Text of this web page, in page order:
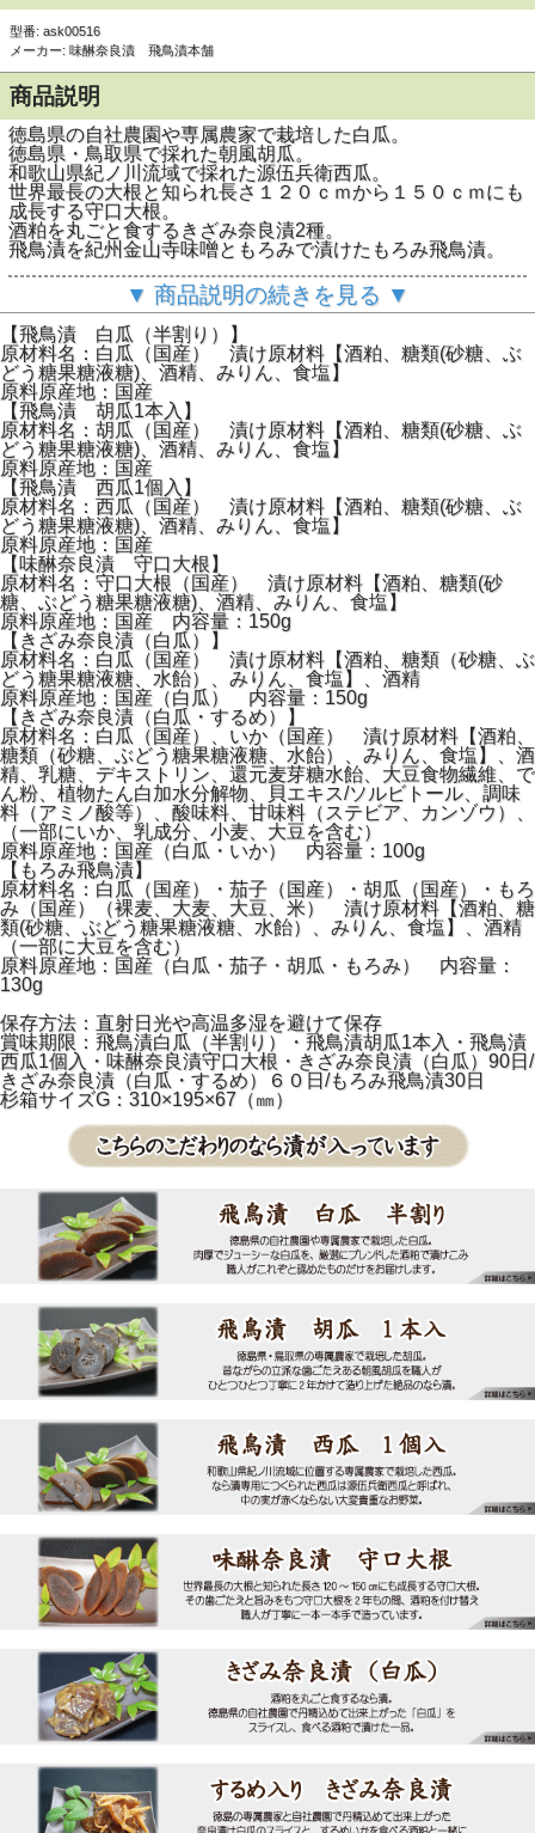
型番: ask00516
メーカー: 味醂奈良漬 飛鳥漬本舗
商品説明
徳島県の自社農園や専属農家で栽培した白瓜。
徳島県・鳥取県で採れた朝風胡瓜。
和歌山県紀ノ川流域で採れた源伍兵衛西瓜。
世界最長の大根と知られ長さ１２０ｃｍから１５０ｃｍにも
成長する守口大根。
酒粕を丸ごと食するきざみ奈良漬2種。
飛鳥漬を紀州金山寺味噌ともろみで漬けたもろみ飛鳥漬。
厳選にブレンドした酒粕で漬け込み、職人が品質・味を極め
認めたものだけをお届けします。
▼ 商品説明の続きを見る ▼
【飛鳥漬 白瓜（半割り）】
原材料名：白瓜（国産） 漬け原材料【酒粕、糖類(砂糖、ぶ
どう糖果糖液糖)、酒精、みりん、食塩】
原料原産地：国産
【飛鳥漬 胡瓜1本入】
原材料名：胡瓜（国産） 漬け原材料【酒粕、糖類(砂糖、ぶ
どう糖果糖液糖)、酒精、みりん、食塩】
原料原産地：国産
【飛鳥漬 西瓜1個入】
原材料名：西瓜（国産） 漬け原材料【酒粕、糖類(砂糖、ぶ
どう糖果糖液糖)、酒精、みりん、食塩】
原料原産地：国産
【味醂奈良漬 守口大根】
原材料名：守口大根（国産） 漬け原材料【酒粕、糖類(砂
糖、ぶどう糖果糖液糖)、酒精、みりん、食塩】
原料原産地：国産 内容量：150g
【きざみ奈良漬（白瓜）】
原材料名：白瓜（国産） 漬け原材料【酒粕、糖類（砂糖、ぶ
どう糖果糖液糖、水飴）、みりん、食塩】、酒精
原料原産地：国産（白瓜） 内容量：150g
【きざみ奈良漬（白瓜・するめ）】
原材料名：白瓜（国産）、いか（国産） 漬け原材料【酒粕、
糖類（砂糖、ぶどう糖果糖液糖、水飴）、みりん、食塩】、酒
精、乳糖、デキストリン、還元麦芽糖水飴、大豆食物繊維、で
ん粉、植物たん白加水分解物、貝エキス/ソルビトール、調味
料（アミノ酸等）、酸味料、甘味料（ステビア、カンゾウ）、
（一部にいか、乳成分、小麦、大豆を含む）
原料原産地：国産（白瓜・いか） 内容量：100g
【もろみ飛鳥漬】
原材料名：白瓜（国産）・茄子（国産）・胡瓜（国産）・もろ
み（国産）（裸麦、大麦、大豆、米） 漬け原材料【酒粕、糖
類(砂糖、ぶどう糖果糖液糖、水飴）、みりん、食塩】、酒精
（一部に大豆を含む）
原料原産地：国産（白瓜・茄子・胡瓜・もろみ） 内容量：
130g
保存方法：直射日光や高温多湿を避けて保存
賞味期限：飛鳥漬白瓜（半割り）・飛鳥漬胡瓜1本入・飛鳥漬
西瓜1個入・味醂奈良漬守口大根・きざみ奈良漬（白瓜）90日/
きざみ奈良漬（白瓜・するめ）６０日/もろみ飛鳥漬30日
杉箱サイズG：310×195×67（㎜）